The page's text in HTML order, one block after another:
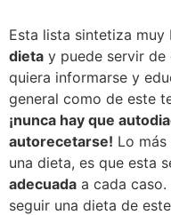
Esta lista sintetiza muy
dieta y puede servir
quiera informarse y
general como de este
¡nunca hay que
autorecetarse! Lo
una dieta, es que esta
adecuada a cada
seguir una dieta de